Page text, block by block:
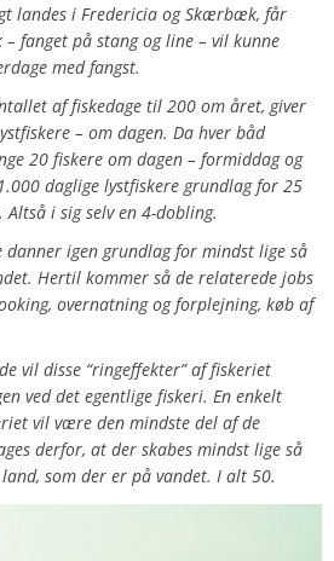
landes i Fredericia og Skærbæk, får
– fanget på stang og line – vil kunne
med fangst.
af fiskedage til 200 om året, giver
– om dagen. Da hver båd
20 fiskere om dagen – formiddag og
daglige lystfiskere grundlag for 25
i sig selv en 4-dobling.
danner igen grundlag for mindst lige så
Hertil kommer så de relaterede jobs
overnatning og forplejning, køb af
vil disse “ringeffekter” af fiskeriet
ved det egentlige fiskeri. En enkelt
vil være den mindste del af de
derfor, at der skabes mindst lige så
som der er på vandet. I alt 50.